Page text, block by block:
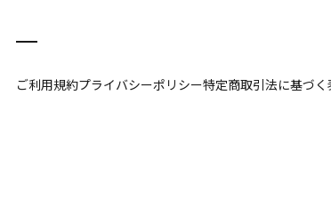
ご利用規約プライバシーポリシー特定商取引法に基づく